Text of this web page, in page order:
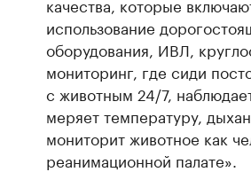
использование
оборудования, ИВЛ,
мониторинг, где сиди
с животным 24/7,
меряет температуру,
мониторит животное как
реанимационной палате».